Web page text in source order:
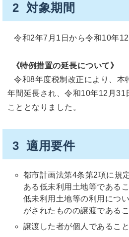
2 対象期間
令和2年7月1日から令和10年
《特例措置の延長について》
令和8年度税制改正により、本
年間延長され、令和10年12月31
こととなりました。
3 適用要件
都市計画法第4条第2項に規
ある低未利用土地等である
低未利用土地等の利用につ
がされたものの譲渡である
譲渡した者が個人であること